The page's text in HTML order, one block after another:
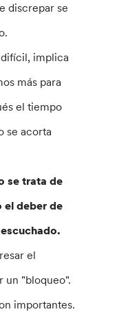
discrepar se
implica
más para
el tiempo
se acorta
se trata de
el deber de
el
un "bloqueo".
importantes.